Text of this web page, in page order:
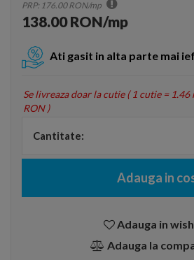
PRP: 176.00 RON/mp
138.00 RON/mp
Ati gasit in alta parte mai
Se livreaza doar la cutie (1 cutie = 1.46
RON )
Cantitate:
Adauga in
Adauga in
Adauga la